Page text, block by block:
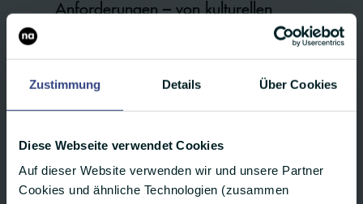
Zustimmung Details Über Cookies
Diese Webseite verwendet Cookies
Auf dieser Website verwenden wir und unsere Partner
Cookies und ähnliche Technologien (zusammen
Anforderungen – von kulturellen
Gepflogenheiten bis hin zu Zeitzonen.
ein ganzer Kontinent oder die ganze Welt
Übersetzung Ihres Pressetextes in die